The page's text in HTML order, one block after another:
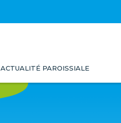
ACTUALITÉ PAROISSIALE